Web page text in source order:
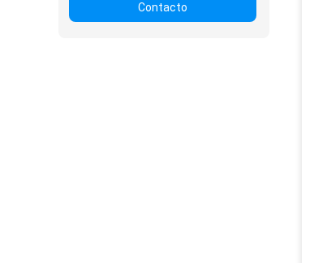
Contacto